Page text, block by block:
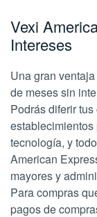
Vexi
Intereses
Una gran
de meses sin
Podrás diferir
tecnología, y
American
mayores y
Para compras
pagos de